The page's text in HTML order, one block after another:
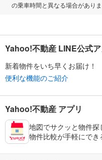
の乗車時間と異なる場合がありま
Yahoo!不動産 LINE公式ア
新着物件をいち早くお届け！
便利な機能のご紹介
Yahoo!不動産 アプリ
地図でサクッと物件探
物件比較が手軽にでき